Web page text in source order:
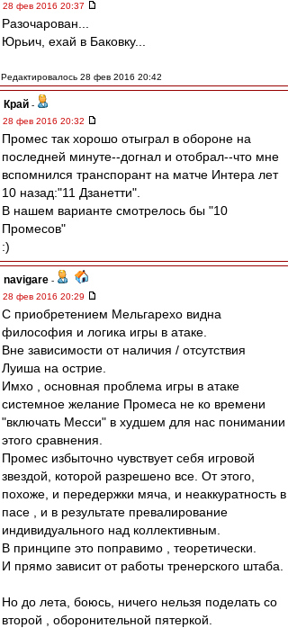
28 фев 2016 20:37
Разочарован...
Юрьич, ехай в Баковку...
Редактировалось 28 фев 2016 20:42
Край -
28 фев 2016 20:32
Промес так хорошо отыграл в обороне на
последней минуте--догнал и отобрал--что мне
вспомнился транспорант на матче Интера лет
10 назад:"11 Дзанетти".
В нашем варианте смотрелось бы "10
Промесов"
:)
navigare -
28 фев 2016 20:29
С приобретением Мельгарехо видна
философия и логика игры в атаке.
Вне зависимости от наличия / отсутствия
Луиша на острие.
Имхо , основная проблема игры в атаке
системное желание Промеса не ко времени
"включать Месси" в худшем для нас понимании
этого сравнения.
Промес избыточно чувствует себя игровой
звездой, которой разрешено все. От этого,
похоже, и передержки мяча, и неаккуратность в
пасе , и в результате превалирование
индивидуального над коллективным.
В принципе это поправимо , теоретически.
И прямо зависит от работы тренерского штаба.
Но до лета, боюсь, ничего нельзя поделать со
второй , оборонительной пятеркой.